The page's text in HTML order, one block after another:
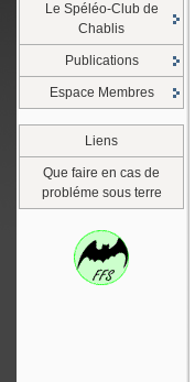
Le Spéléo-Club de
Chablis
Publications
Espace Membres
Liens
Que faire en cas de
probléme sous terre